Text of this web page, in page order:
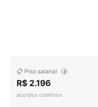
📋 Piso salarial i
R$ 2.196
acordos coletivos